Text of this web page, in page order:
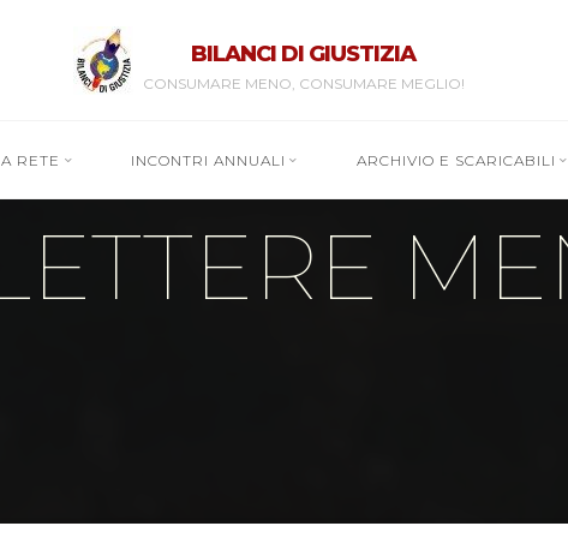
BILANCI DI GIUSTIZIA
CONSUMARE MENO, CONSUMARE MEGLIO!
RETE INCONTRI ANNUALI ARCHIVIO E SCARICABILI